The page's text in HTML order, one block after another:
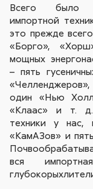
Всего было
импортной
это прежде
«Борго»,
мощных
– пять
один «Нью
«Клаас» и т. д.
техники у нас,
«КамАЗов» и
вся